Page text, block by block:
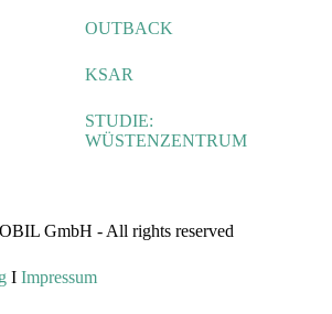
OUTBACK
KSAR
STUDIE:
WÜSTENZENTRUM
GmbH - All rights reserved
I Impressum